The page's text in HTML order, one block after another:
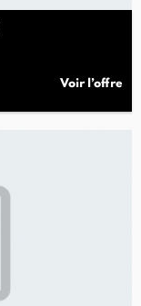
Voir l’offre